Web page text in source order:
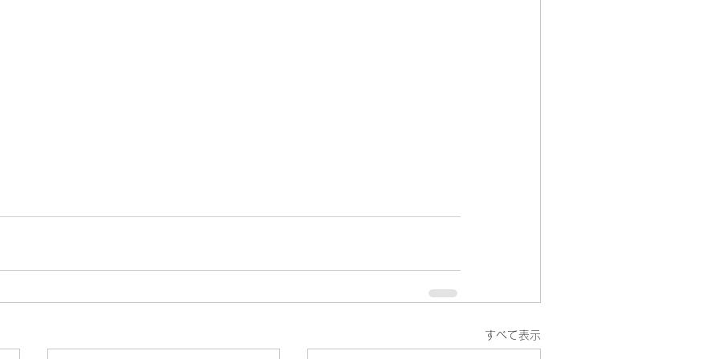
すべて表示